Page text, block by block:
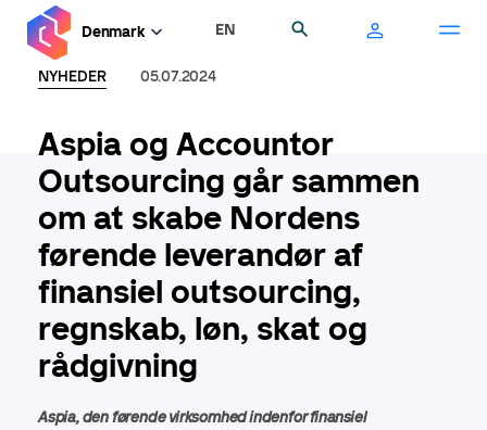
hovedindhold
Denmark EN
NYHEDER 05.07.2024
Aspia og Accountor
Outsourcing går sammen
om at skabe Nordens
førende leverandør af
finansiel outsourcing,
regnskab, løn, skat og
rådgivning
Aspia, den førende virksomhed indenfor finansiel